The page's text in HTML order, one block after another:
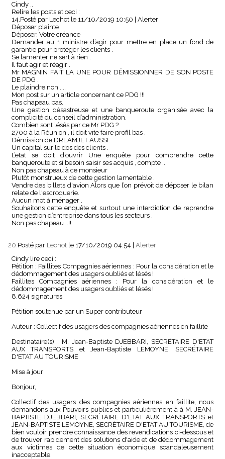
Cindy ..
Relire les posts et ceci :
14.Posté par Lechot le 11/10/2019 10:50 | Alerter
Déposer plainte
Déposer. Votre créance
Demander au 1 ministre d’agir pour mettre en place un fond de
garantie pour protéger les clients .
Se lamenter ne sert à rien .
Il faut agir et réagir .
Mr MAGNIN FAIT LA UNE POUR DÉMISSIONNER DE SON POSTE
DE PDG .
Le plaindre non ....
Mon post sur un article concernant ce PDG !!!
Pas chapeau bas.
Une gestion désastreuse et une banqueroute organisée avec la
complicité du conseil d’administration.
Combien sont lésés par ce Mr PDG ?
2700 à la Réunion , il doit vite faire profil bas .
Démission de DREAMJET AUSSI.
Un capital sur le dos des clients .
L’etat se doit d’ouvrir Une enquête pour comprendre cette
banqueroute et si besoin saisir ses acquis , compte ..
Non pas chapeau à ce monsieur
Plutôt monstrueux de cette gestion lamentable .
Vendre des billets d'avion Alors que l’on prévoit de déposer le bilan
relate de l'escroquerie.
Aucun mot à ménager .
Souhaitons cette enquête et surtout une interdiction de reprendre
une gestion d’entreprise dans tous les secteurs .
Non pas chapeau ..!!
20. Posté par Lechot le 17/10/2019 04:54
Alerter
Cindy lire ceci ::
Pétition : Faillites Compagnies aériennes : Pour la considération et le
dédommagement des usagers oubliés et lésés !
Faillites Compagnies aériennes : Pour la considération et le
dédommagement des usagers oubliés et lésés !
8.624 signatures
Pétition soutenue par un Super contributeur
Auteur : Collectif des usagers des compagnies aériennes en faillite
Destinataire(s) : M. Jean-Baptiste DJEBBARI, SECRÉTAIRE D'ETAT
AUX TRANSPORTS et Jean-Baptiste LEMOYNE, SECRÉTAIRE
D'ETAT AU TOURISME
Mise à jour
Bonjour,
Collectif des usagers des compagnies aériennes en faillite, nous
demandons aux Pouvoirs publics et particulièrement à à M. JEAN-
BAPTISTE DJEBBARI, SECRÉTAIRE D'ETAT AUX TRANSPORTS et
JEAN-BAPTISTE LEMOYNE, SECRÉTAIRE D'ETAT AU TOURISME, de
bien vouloir prendre connaissance des revendications ci-dessous et
de trouver rapidement des solutions d'aide et de dédommagement
aux victimes de cette situation économique scandaleusement
inacceptable.